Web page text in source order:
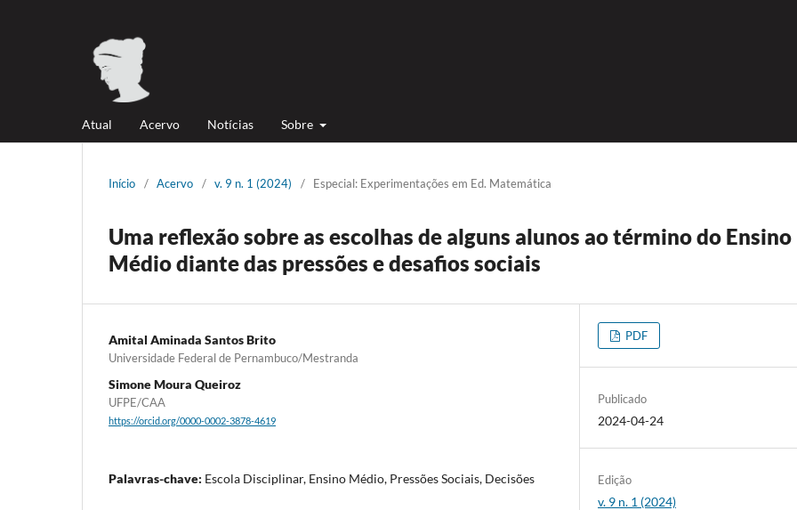
Atual Acervo Notícias Sobre
Início / Acervo / v. 9 n. 1 (2024) / Especial: Experimentações em Ed. Matemática
Uma reflexão sobre as escolhas de alguns alunos ao término do Ensino
Médio diante das pressões e desafios sociais
Amital Aminada Santos Brito
Universidade Federal de Pernambuco/Mestranda
Simone Moura Queiroz
UFPE/CAA
https://orcid.org/0000-0002-3878-4619
Palavras-chave: Escola Disciplinar, Ensino Médio, Pressões Sociais, Decisões
PDF
Publicado
2024-04-24
Edição
v. 9 n. 1 (2024)